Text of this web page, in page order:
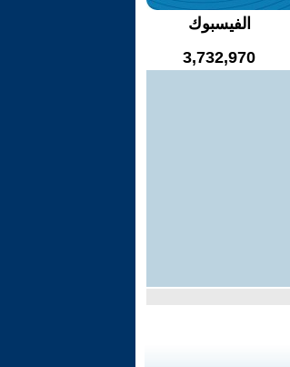
الفيسبوك
3,732,970